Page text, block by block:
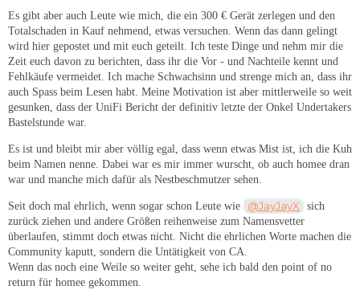
Es gibt aber auch Leute wie mich, die ein 300 € Gerät zerlegen und den
Totalschaden in Kauf nehmend, etwas versuchen. Wenn das dann gelingt
wird hier gepostet und mit euch geteilt. Ich teste Dinge und nehm mir die
Zeit euch davon zu berichten, dass ihr die Vor - und Nachteile kennt und
Fehlkäufe vermeidet. Ich mache Schwachsinn und strenge mich an, dass ihr
auch Spass beim Lesen habt. Meine Motivation ist aber mittlerweile so weit
gesunken, dass der UniFi Bericht der definitiv letzte der Onkel Undertakers
Bastelstunde war.
Es ist und bleibt mir aber völlig egal, dass wenn etwas Mist ist, ich die Kuh
beim Namen nenne. Dabei war es mir immer wurscht, ob auch homee dran
war und manche mich dafür als Nestbeschmutzer sehen.
Seit doch mal ehrlich, wenn sogar schon Leute wie @JayJayX
sich
zurück ziehen und andere Größen reihenweise zum Namensvetter
überlaufen, stimmt doch etwas nicht. Nicht die ehrlichen Worte machen die
Community kaputt, sondern die Untätigkeit von CA.
Wenn das noch eine Weile so weiter geht, sehe ich bald den point of no
return für homee gekommen.